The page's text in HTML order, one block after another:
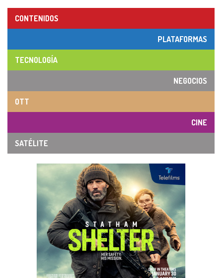
CONTENIDOS
PLATAFORMAS
TECNOLOGÍA
NEGOCIOS
OTT
CINE
SATÉLITE